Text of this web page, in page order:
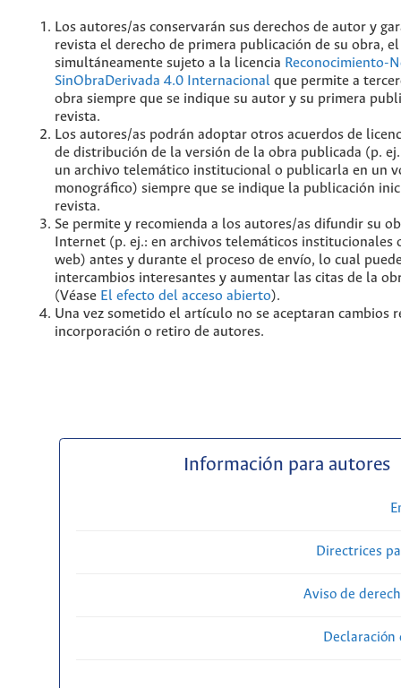
Los autores/as conservarán sus derechos de autor y
revista el derecho de primera publicación de su obra,
simultáneamente sujeto a la licencia Reconocimiento-
SinObraDerivada 4.0 Internacional que permite a
obra siempre que se indique su autor y su primera
revista.
Los autores/as podrán adoptar otros acuerdos de
de distribución de la versión de la obra publicada (p.
un archivo telemático institucional o publicarla en un
monográfico) siempre que se indique la publicación
revista.
Se permite y recomienda a los autores/as difundir su
Internet (p. ej.: en archivos telemáticos institucionales
web) antes y durante el proceso de envío, lo cual
intercambios interesantes y aumentar las citas de la
(Véase El efecto del acceso abierto).
Una vez sometido el artículo no se aceptaran cambios
incorporación o retiro de autores.
Información para autores
Directrices
Aviso de